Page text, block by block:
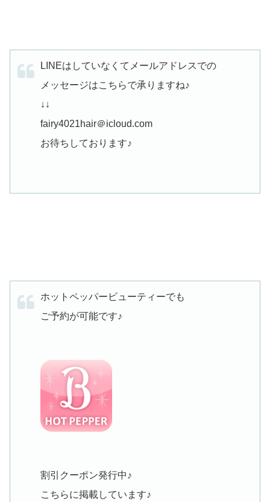
LINEはしていなくてメールアドレスでの
メッセージはこちらで承りますね♪
↓↓
fairy4021hair＠icloud.com
お待ちしております♪
ホットペッパービューティーでも
ご予約が可能です♪
割引クーポン発行中♪
こちらに掲載しています♪